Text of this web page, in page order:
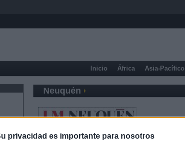
privacidad es importante para nosotros
Inicio África Asia-Pacífico
Neuquén